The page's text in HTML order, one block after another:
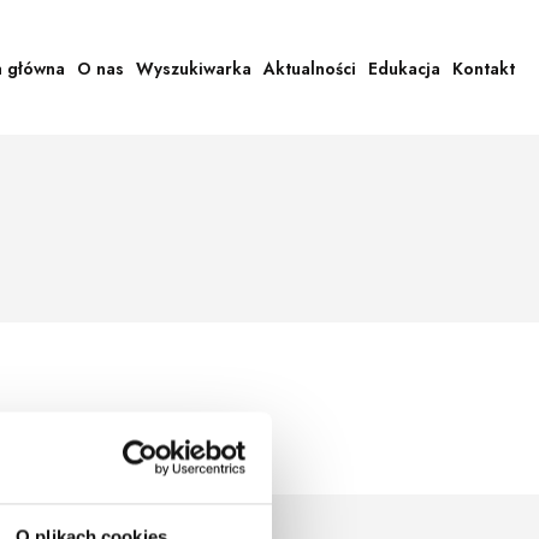
O nas Wyszukiwarka Aktualności Edukacja Kontakt